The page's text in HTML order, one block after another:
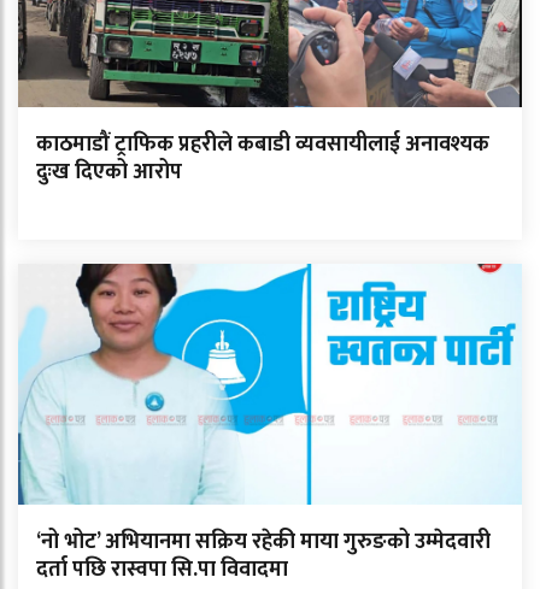
काठमाडौं ट्राफिक प्रहरीले कबाडी व्यवसायीलाई अनावश्यक
दुःख दिएको आरोप
‘नो भोट’ अभियानमा सक्रिय रहेकी माया गुरुङको उम्मेदवारी
दर्ता पछि रास्वपा सि.पा विवादमा